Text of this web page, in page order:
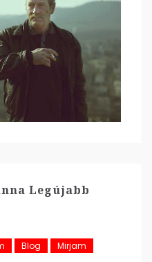
Legújabb
Blog Mirjam